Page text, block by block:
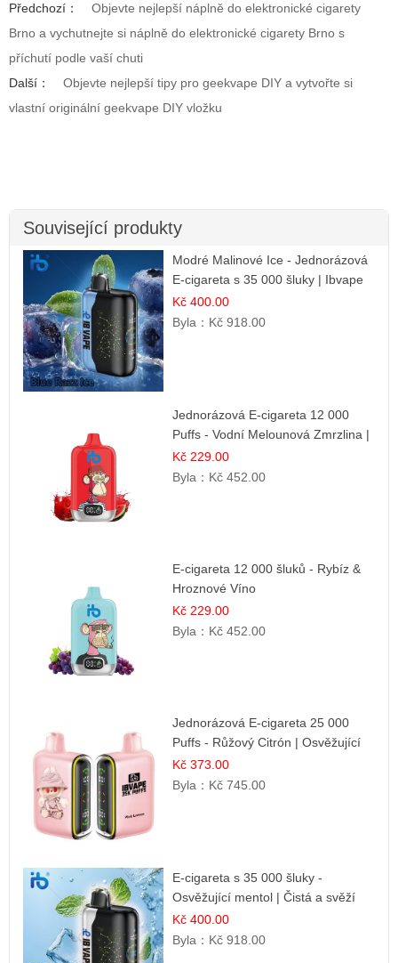
Předchozí：
Objevte nejlepší náplně do elektronické cigarety
Brno a vychutnejte si náplně do elektronické cigarety Brno s
příchutí podle vaší chuti
Další：
Objevte nejlepší tipy pro geekvape DIY a vytvořte si
vlastní originální geekvape DIY vložku
Související produkty
Modré Malinové Ice - Jednorázová
E-cigareta s 35 000 šluky | Ibvape
Kč 400.00
Byla： Kč 918.00
Jednorázová E-cigareta 12 000
Puffs - Vodní Melounová Zmrzlina |
Letní dezertní příchuť
Kč 229.00
Byla： Kč 452.00
E-cigareta 12 000 šluků - Rybíz &
Hroznové Víno
Kč 229.00
Byla： Kč 452.00
Jednorázová E-cigareta 25 000
Puffs - Růžový Citrón | Osvěžující
citrusová příchuť
Kč 373.00
Byla： Kč 745.00
E-cigareta s 35 000 šluky -
Osvěžující mentol | Čistá a svěží
chuť
Kč 400.00
Byla： Kč 918.00